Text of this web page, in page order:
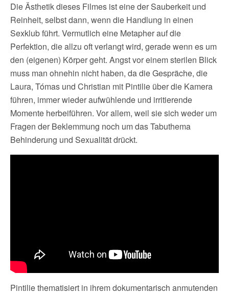
Die Ästhetik dieses Filmes ist eine der Sauberkeit und
Reinheit, selbst dann, wenn die Handlung in einen
Sexklub führt. Vermutlich eine Metapher auf die
Perfektion, die allzu oft verlangt wird, gerade wenn es um
den (eigenen) Körper geht. Angst vor einem sterilen Blick
muss man ohnehin nicht haben, da die Gespräche, die
Laura, Tómas und Christian mit Pintilie über die Kamera
führen, immer wieder aufwühlende und irritierende
Momente herbeiführen. Vor allem, weil sie sich weder um
Fragen der Beklemmung noch um das Tabuthema
Behinderung und Sexualität drückt.
Pintilie thematisiert in ihrem dokumentarisch anmutenden